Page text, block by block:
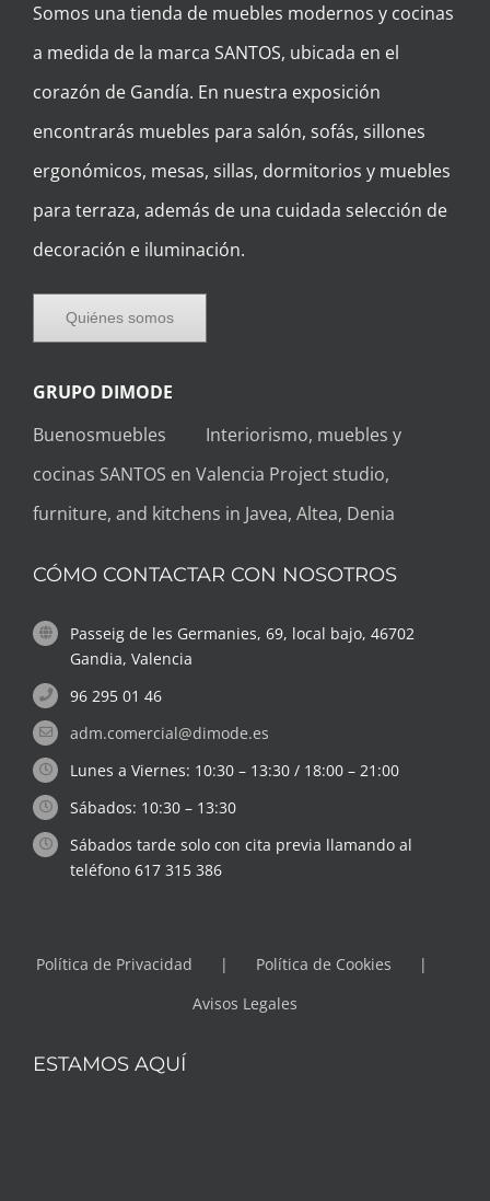
Somos una tienda de muebles modernos y cocinas
a medida de la marca SANTOS, ubicada en el
corazón de Gandía. En nuestra exposición
encontrarás muebles para salón, sofás, sillones
ergonómicos, mesas, sillas, dormitorios y muebles
para terraza, además de una cuidada selección de
decoración e iluminación.
Quiénes somos
GRUPO DIMODE
Buenosmuebles
Interiorismo, muebles y
cocinas SANTOS en Valencia Project studio,
furniture, and kitchens in Javea, Altea, Denia
CÓMO CONTACTAR CON NOSOTROS
Passeig de les Germanies, 69, local bajo, 46702
Gandia, Valencia
96 295 01 46
adm.comercial@dimode.es
Lunes a Viernes: 10:30 – 13:30 / 18:00 – 21:00
Sábados: 10:30 – 13:30
Sábados tarde solo con cita previa llamando al
teléfono 617 315 386
Política de Privacidad
Política de Cookies
Avisos Legales
ESTAMOS AQUÍ